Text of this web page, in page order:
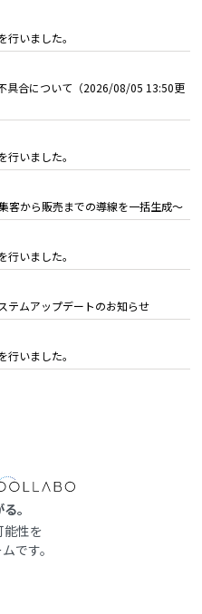
いました。
具合について（2026/08/05 13:50更
いました。
客から販売までの導線を一括生成～
いました。
テムアップデートのお知らせ
いました。
。
能性を
です。